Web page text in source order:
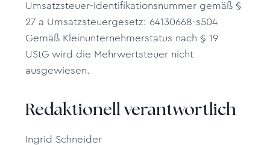
Umsatzsteuer-Identifikationsnummer gemäß §
27 a Umsatzsteuergesetz: 64130668-s504
Gemäß Kleinunternehmerstatus nach § 19
UStG wird die Mehrwertsteuer nicht
ausgewiesen.
Redaktionell verantwortlich
Ingrid Schneider